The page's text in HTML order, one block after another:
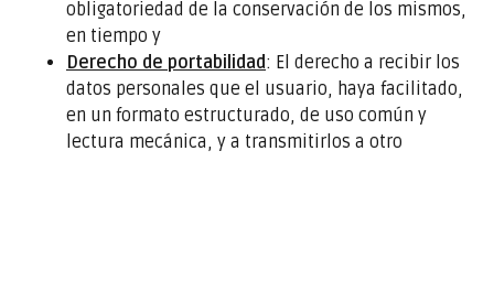
obligatoriedad de la conservación de los mismos,
en tiempo y
Derecho de portabilidad: El derecho a recibir los
datos personales que el usuario, haya facilitado,
en un formato estructurado, de uso común y
lectura mecánica, y a transmitirlos a otro